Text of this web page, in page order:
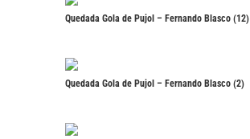
Quedada Gola de Pujol – Fernando Blasco (12)
Quedada Gola de Pujol – Fernando Blasco (2)